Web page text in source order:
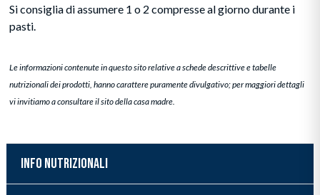
Si consiglia di assumere 1 o 2 compresse al giorno durante i
pasti.
Le informazioni contenute in questo sito relative a schede descrittive e tabelle
nutrizionali dei prodotti, hanno carattere puramente divulgativo; per maggiori dettagli
vi invitiamo a consultare il sito della casa madre.
INFO NUTRIZIONALI